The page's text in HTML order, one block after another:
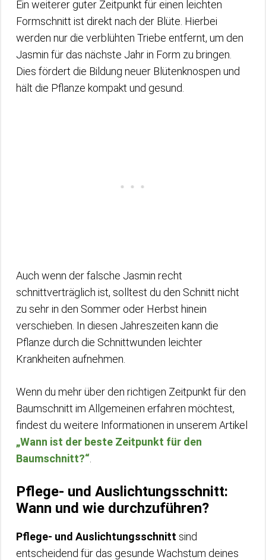
Ein weiterer guter Zeitpunkt für einen leichten
Formschnitt ist direkt nach der Blüte. Hierbei
werden nur die verblühten Triebe entfernt, um den
Jasmin für das nächste Jahr in Form zu bringen.
Dies fördert die Bildung neuer Blütenknospen und
hält die Pflanze kompakt und gesund.
Auch wenn der falsche Jasmin recht
schnittverträglich ist, solltest du den Schnitt nicht
zu sehr in den Sommer oder Herbst hinein
verschieben. In diesen Jahreszeiten kann die
Pflanze durch die Schnittwunden leichter
Krankheiten aufnehmen.
Wenn du mehr über den richtigen Zeitpunkt für den
Baumschnitt im Allgemeinen erfahren möchtest,
findest du weitere Informationen in unserem Artikel
„Wann ist der beste Zeitpunkt für den
Baumschnitt?“
Pflege- und Auslichtungsschnitt:
Wann und wie durchzuführen?
Pflege- und Auslichtungsschnitt sind
entscheidend für das gesunde Wachstum deines